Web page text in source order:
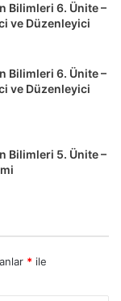
Bilimleri 6. Ünite –
ve Düzenleyici
Bilimleri 6. Ünite –
ve Düzenleyici
Bilimleri 5. Ünite –
* ile